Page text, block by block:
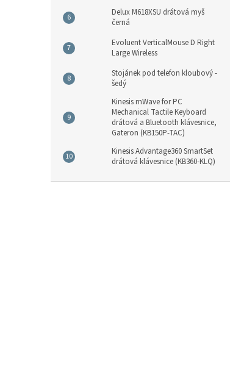
Delux M618XSU drátová myš
černá
Evoluent VerticalMouse D Right
Large Wireless
Stojánek pod telefon kloubový -
šedý
Kinesis mWave for PC
Mechanical Tactile Keyboard
drátová a Bluetooth klávesnice,
Gateron (KB150P-TAC)
Kinesis Advantage360 SmartSet
drátová klávesnice (KB360-KLQ)